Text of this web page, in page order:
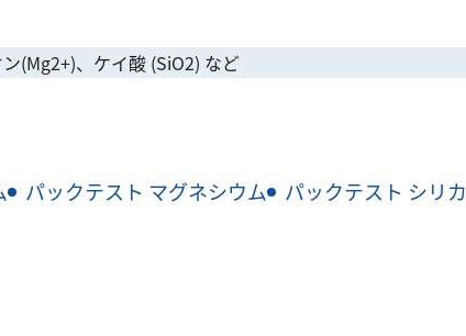
(Mg2+)、ケイ酸 (SiO2) など
パックテスト マグネシウム パックテスト シリカ